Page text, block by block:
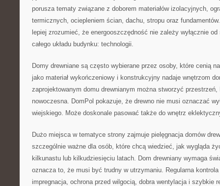
porusza tematy związane z doborem materiałów izolacyjnych,
termicznych, ociepleniem ścian, dachu, stropu oraz
lepiej zrozumieć, że energooszczędność nie zależy wyłącznie
całego układu budynku: technologii.
Domy drewniane są często wybierane przez osoby, które cenią
jako materiał wykończeniowy i konstrukcyjny nadaje wnętrzom
zaprojektowanym domu drewnianym można stworzyć
nowoczesna. DomPol pokazuje, że drewno nie musi oznaczać
wiejskiego. Może doskonale pasować także do wnętrz
Dużo miejsca w tematyce strony zajmuje pielęgnacja domów
szczególnie ważne dla osób, które chcą wiedzieć, jak wygląda
kilkunastu lub kilkudziesięciu latach. Dom drewniany wymaga
oznacza to, że musi być trudny w utrzymaniu. Regularna kontrola
impregnacja, ochrona przed wilgocią, dobra wentylacja i szybkie